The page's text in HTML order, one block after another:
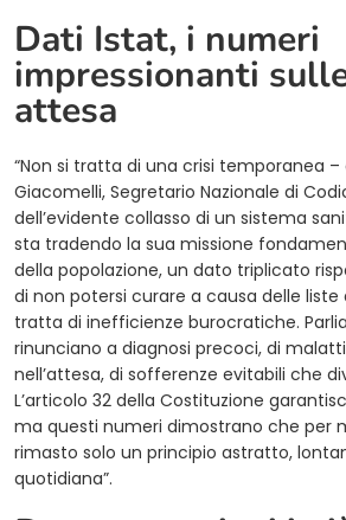
Dati Istat, i numeri
impressionanti
attesa
“Non si tratta di una crisi temporanea –
Giacomelli, Segretario Nazionale di
dell’evidente collasso di un sistema
sta tradendo la sua missione
della popolazione, un dato triplicato
di non potersi curare a causa delle liste
tratta di inefficienze burocratiche.
rinunciano a diagnosi precoci, di
nell’attesa, di sofferenze evitabili che
L’articolo 32 della Costituzione
ma questi numeri dimostrano che per
rimasto solo un principio astratto,
quotidiana”.